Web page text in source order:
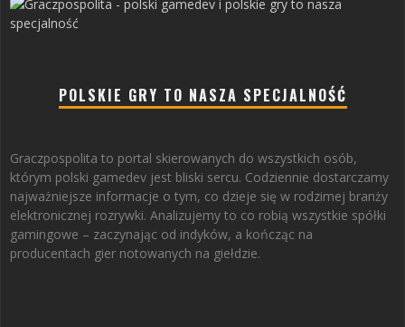
POLSKIE GRY TO NASZA SPECJALNOŚĆ
Graczpospolita to portal skierowanych do wszystkich osób,
którym polski gamedev jest bliski sercu. Codziennie dostarczamy
najważniejsze informacje o tym, co dzieje się w rodzimej branży
elektronicznej rozrywki. Analizujemy to co robią wszystkie spółki
gamingowe – zaczynając od indyków, a kończąc na
producentach gier notowanych na giełdzie.